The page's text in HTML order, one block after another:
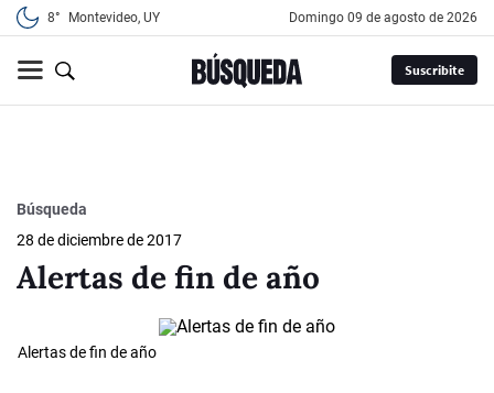
8° Montevideo, UY domingo 09 de agosto de 2026
Suscribite
Búsqueda
28 de diciembre de 2017
Alertas de fin de año
Alertas de fin de año